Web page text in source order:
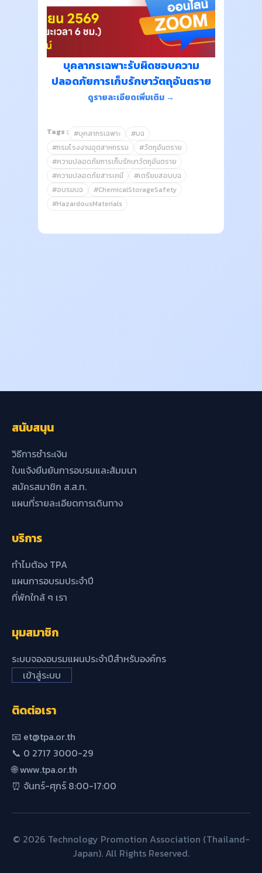
บุคลากรเฉพาะรับผิดชอบความ
ปลอดภัยการเก็บรักษาวัตถุอันตราย
ดูรายละเอียดเพิ่มเติม →
Tags : #บุคลากรเฉพาะ
#บฉ
#กรมโรงงานอุตสาหกรรม
#วัตถุอันตราย
#ความปลอดภัยการเก็บรักษาวัตถุอันตราย
#ความปลอดภัยสารเคมี
#เตรียมสอบบฉ
#อบรมบฉ
#ChemicalStorageSafety
#HazardousMaterials
สนับสนุน
วิธีการชำระเงิน
ใบแจ้งยืนยันการอบรมและสัมมนา
สมัครสมาชิก ส.ส.ท.
แผนที่รายละเอียดการเดินทาง
บริการ
ทำไมต้อง TPA
แผนการอบรมประจำปี
ที่พักใกล้ ๆ เรา
มุมสมาชิก
ระบบจองอบรมแผนประจำปีสำหรับองค์กร
เข้าสู่ระบบ
ติดต่อเรา
📧 et@tpa.or.th
📞 0 2717 3000-29
🌐 www.tpa.or.th
⏰ จันทร์-ศุกร์ 8:00-17:00
© 2026 Technology Promotion Association (Thailand-
Japan). All Rights Reserved.